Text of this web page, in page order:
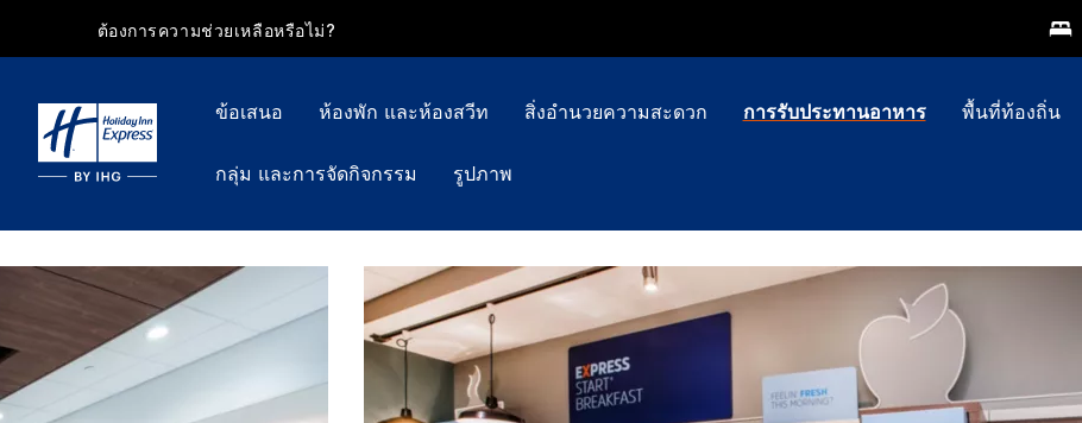
ต้องการความช่วยเหลือหรือไม่?
ข้อเสนอ ห้องพัก และห้องสวีท สิ่งอำนวยความสะดวก การรับประทานอาหาร พื้นที่ท้องถิ่น
กลุ่ม และการจัดกิจกรรม รูปภาพ